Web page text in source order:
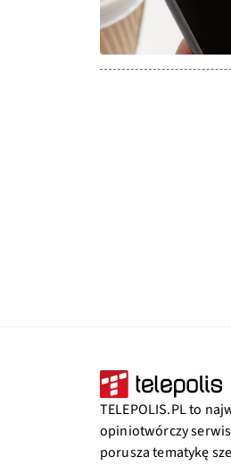
TELEPOLIS.PL to
opiniotwórczy
porusza tematykę